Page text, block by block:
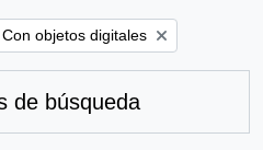
Remove filter:
Con objetos digitales
de búsqueda